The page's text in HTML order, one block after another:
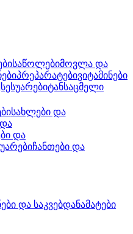
საწოლებიმოვლა და
პრეპარატებივიტამინები
ტანსაცმელი
სახლები და
და
ჩანთები და
და საკვებდანამატები